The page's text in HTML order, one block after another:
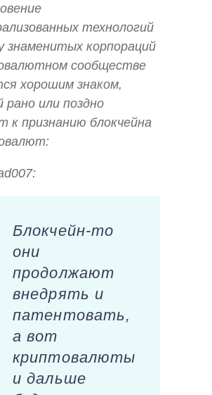
технологий
знаменитых корпораций
сообществе
хорошим знаком,
или поздно
к признанию блокчейна
Блокчейн-то
они
продолжают
внедрять и
патентовать,
а вот
криптовалюты
и дальше